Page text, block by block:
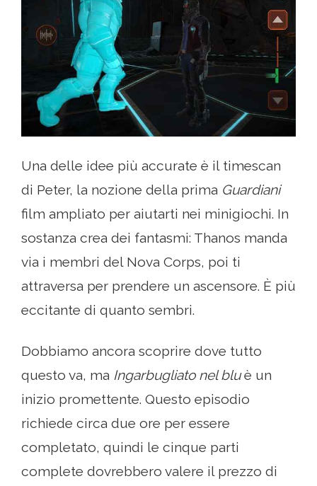
Una delle idee più accurate è il timescan
di Peter, la nozione della prima Guardiani
film ampliato per aiutarti nei minigiochi. In
sostanza crea dei fantasmi: Thanos manda
via i membri del Nova Corps, poi ti
attraversa per prendere un ascensore. È più
eccitante di quanto sembri.
Dobbiamo ancora scoprire dove tutto
questo va, ma Ingarbugliato nel bluè un
inizio promettente. Questo episodio
richiede circa due ore per essere
completato, quindi le cinque parti
complete dovrebbero valere il prezzo di